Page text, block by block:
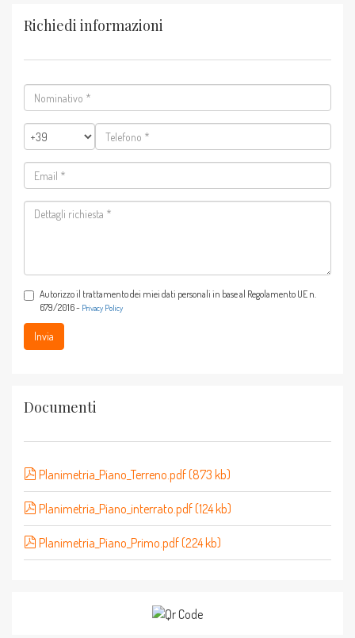
Richiedi informazioni
Nominativo
*
Telefono
*
Email
*
Dettagli
Autorizzo il trattamento dei miei dati personali in base al Regolamento UE n.
679/2016 - Privacy Policy
Invia
Documenti
Planimetria_Piano_Terreno.pdf (873 kb)
Planimetria_Piano_interrato.pdf (124 kb)
Planimetria_Piano_Primo.pdf (224 kb)